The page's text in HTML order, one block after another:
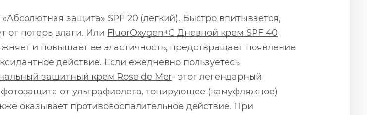
защита» SPF 20 (легкий). Быстро впитывается,
от потерь влаги. Или FluorOxygen+C Дневной крем SPF 40
и повышает ее эластичность, предотвращает появление
действие. Если ежедневно пользуетесь
защитный крем Rose de Mer- этот легендарный
от ультрафиолета, тонирующее (камуфляжное)
оказывает противовоспалительное действие. При